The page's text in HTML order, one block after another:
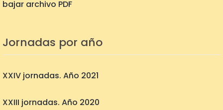
bajar archivo PDF
Jornadas por año
XXIV jornadas. Año 2021
XXIII jornadas. Año 2020